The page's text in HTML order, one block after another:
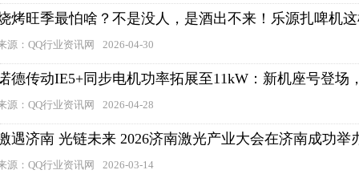
烤旺季最怕啥？不是没人，是酒出不来！乐源扎啤机
源：QQ行业资讯网 2026-04-30
德传动IE5+同步电机功率拓展至11kW：新机座号登场
源：QQ行业资讯网 2026-04-28
遇济南 光链未来 2026济南激光产业大会在济南成功举
源：QQ行业资讯网 2026-03-14